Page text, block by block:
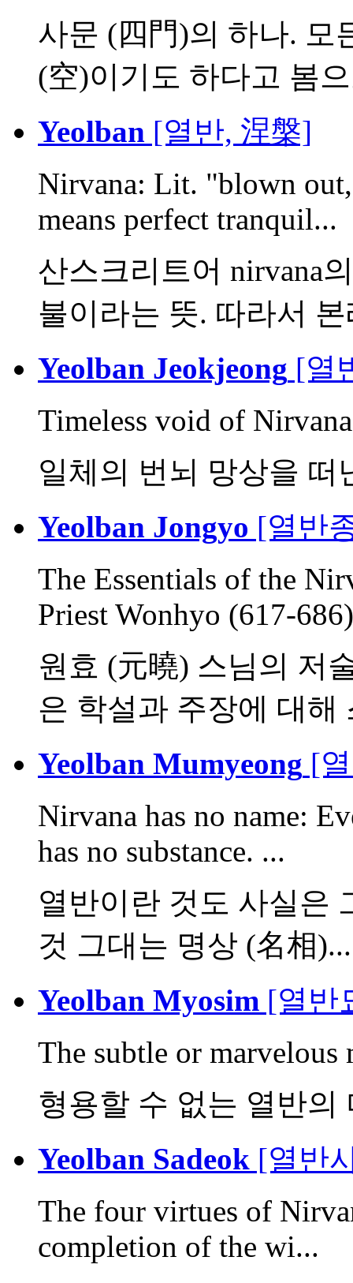
사문 (四門)의 하나. 모
(空)이기도 하다고 봄
Yeolban [열반, 涅槃]
Nirvana: Lit. "blown
means perfect tranquil...
산스크리트어 nirvana
불이라는 뜻. 따라서 본
Yeolban Jeokjeong [열
Timeless void of
일체의 번뇌 망상을 떠
Yeolban Jongyo [열반
The Essentials of the
Priest Wonhyo (617-
원효 (元曉) 스님의 저
은 학설과 주장에 대해
Yeolban Mumyeong [
Nirvana has no name:
has no substance. ...
열반이란 것도 사실은
것 그대는 명상 (名相)...
Yeolban Myosim [열반
The subtle or
형용할 수 없는 열반의
Yeolban Sadeok [열반
The four virtues of
completion of the wi...